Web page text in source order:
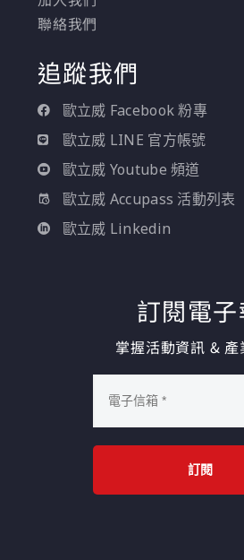
聯絡我們
追蹤我們
歐立威 Facebook 粉專
歐立威 LINE 官方帳號
歐立威 Youtube 頻道
歐立威 Accupass 活動列表
歐立威 Linkedin
訂閱電子
掌握活動資訊 & 產
訂閱